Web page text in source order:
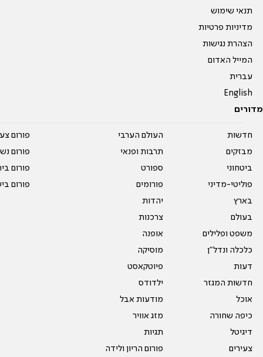
תנאי שימוש
מדיניות פרטיות
הצהרת נגישות
המייל האדום
עברית
English
מדורים
חדשות
מבזקים
ביטחוני
פוליטי-מדיני
בארץ
בעולם
משפט ופלילים
כלכלה ונדל"ן
דעות
חדשות המגזר
אוכל
כיפה שחורה
דיגיטל
צעירים
העולם הערבי
תרבות ופנאי
ספורט
פורומים
יהדות
צרכנות
אופנה
מוסיקה
פיוטקאסט
ילדודס
מודעות אבל
מזג אוויר
תגיות
פורום הריון ולידה
פורום
פורום
פורום
פורום